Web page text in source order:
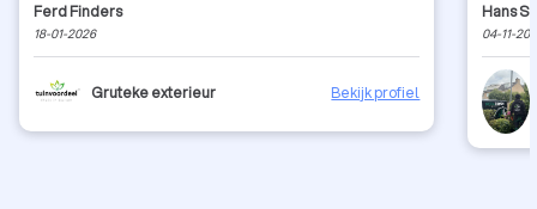
Ferd Finders
18-01-2026
Gruteke exterieur Bekijk profiel
Hans
04-11-